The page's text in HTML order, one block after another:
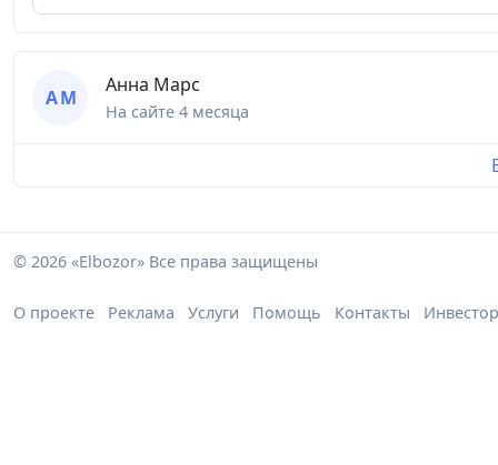
А М
Анна Марс
На сайте 4 месяца
© 2026 «Elbozor» Все права защищены
О проекте Реклама Услуги Помощь Контакты